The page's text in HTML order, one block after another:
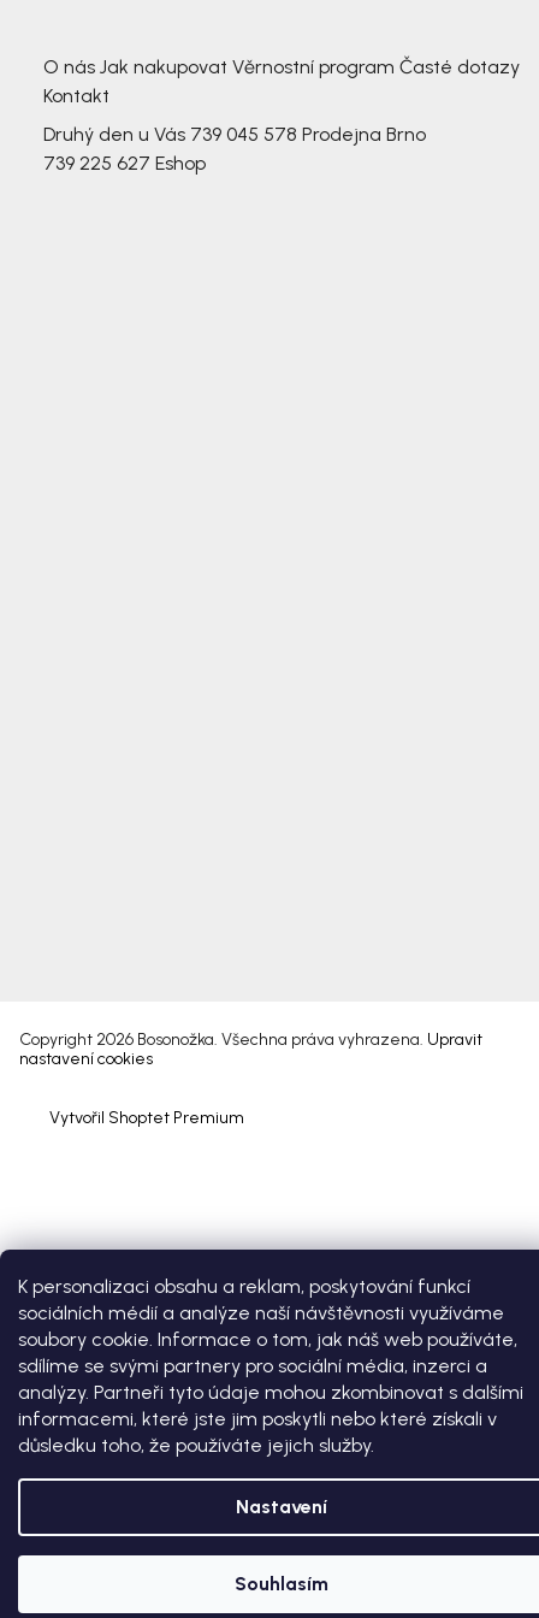
K personalizaci obsahu a reklam, poskytování funkcí
sociálních médií a analýze naší návštěvnosti využíváme
soubory cookie. Informace o tom, jak náš web používáte,
sdílíme se svými partnery pro sociální média, inzerci a
analýzy. Partneři tyto údaje mohou zkombinovat s dalšími
informacemi, které jste jim poskytli nebo které získali v
důsledku toho, že používáte jejich služby.
Nastavení
Souhlasím
O nás Jak nakupovat Věrnostní program Časté dotazy
Kontakt
Druhý den u Vás 739 045 578 Prodejna Brno
739 225 627 Eshop
Vytvořil Shoptet Premium
Copyright 2026 Bosonožka. Všechna práva vyhrazena. Upravit
nastavení cookies